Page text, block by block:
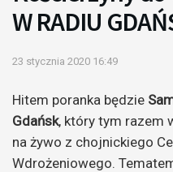
W RADIU
23 stycznia 2020 16:49
Hitem poranka będzie
Gdańsk, który tym razem
na żywo z chojnickiego
Wdrożeniowego.